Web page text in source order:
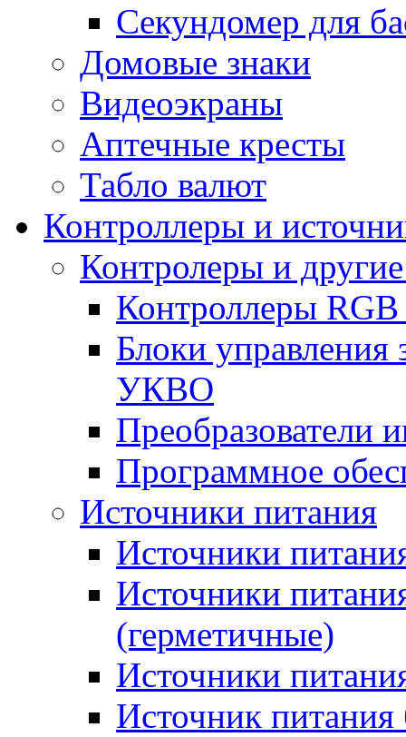
Секундомер для
Домовые знаки
Видеоэкраны
Аптечные кресты
Табло валют
Контроллеры и
Контролеры и
Контроллеры
Блоки
УКВО
Преобразователи
Программное
Источники питания
Источники
Источники
(герметичные)
Источники
Источник